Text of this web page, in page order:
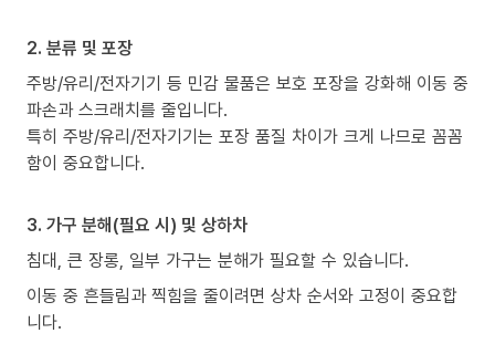
2. 분류 및 포장
주방/유리/전자기기 등 민감 물품은 보호 포장을 강화해 이동 중
파손과 스크래치를 줄입니다.
특히 주방/유리/전자기기는 포장 품질 차이가 크게 나므로 꼼꼼
함이 중요합니다.
3. 가구 분해(필요 시) 및 상하차
침대, 큰 장롱, 일부 가구는 분해가 필요할 수 있습니다.
이동 중 흔들림과 찍힘을 줄이려면 상차 순서와 고정이 중요합
니다.